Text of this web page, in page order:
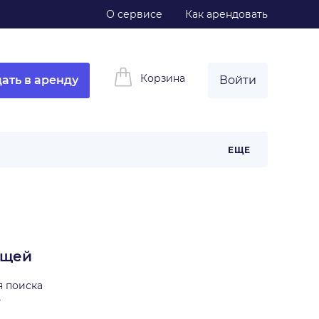
О сервисе Как арендовать
в аренду Корзина Войти
ЕЩЕ
поиска